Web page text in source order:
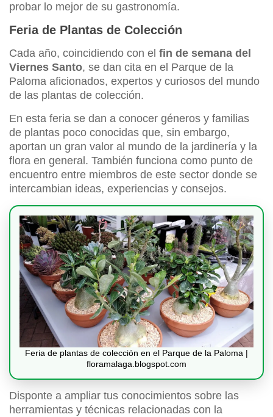
probar lo mejor de su gastronomía.
Feria de Plantas de Colección
Cada año, coincidiendo con el fin de semana del
Viernes Santo, se dan cita en el Parque de la
Paloma aficionados, expertos y curiosos del mundo
de las plantas de colección.
En esta feria se dan a conocer géneros y familias
de plantas poco conocidas que, sin embargo,
aportan un gran valor al mundo de la jardinería y la
flora en general. También funciona como punto de
encuentro entre miembros de este sector donde se
intercambian ideas, experiencias y consejos.
Feria de plantas de colección en el Parque de la Paloma |
floramalaga.blogspot.com
Disponte a ampliar tus conocimientos sobre las
herramientas y técnicas relacionadas con la